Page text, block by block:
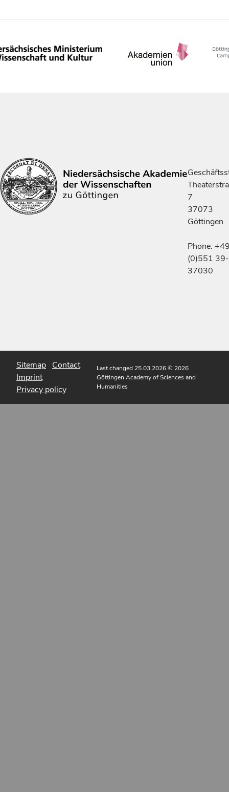
7
37073
Göttingen
Phone:
(0)551 39-
37030
Sitemap Contact
Imprint
Privacy policy
Last changed 25.03.2026© 2026
Göttingen Academy of Sciences and
Humanities